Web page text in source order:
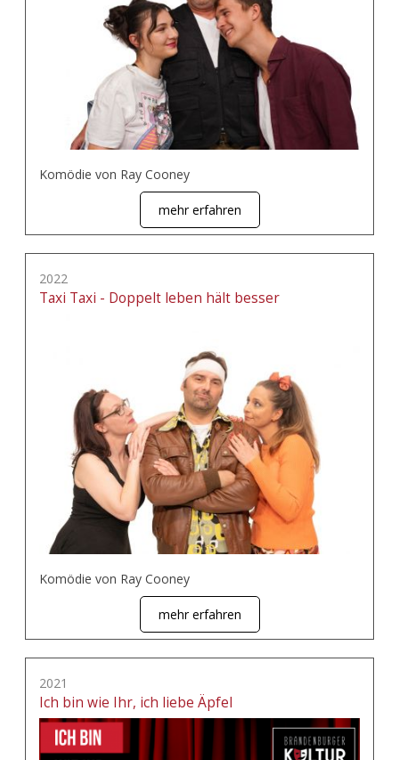
Komödie von Ray Cooney
mehr erfahren
2022
Taxi Taxi - Doppelt leben hält besser
Komödie von Ray Cooney
mehr erfahren
2021
Ich bin wie Ihr, ich liebe Äpfel